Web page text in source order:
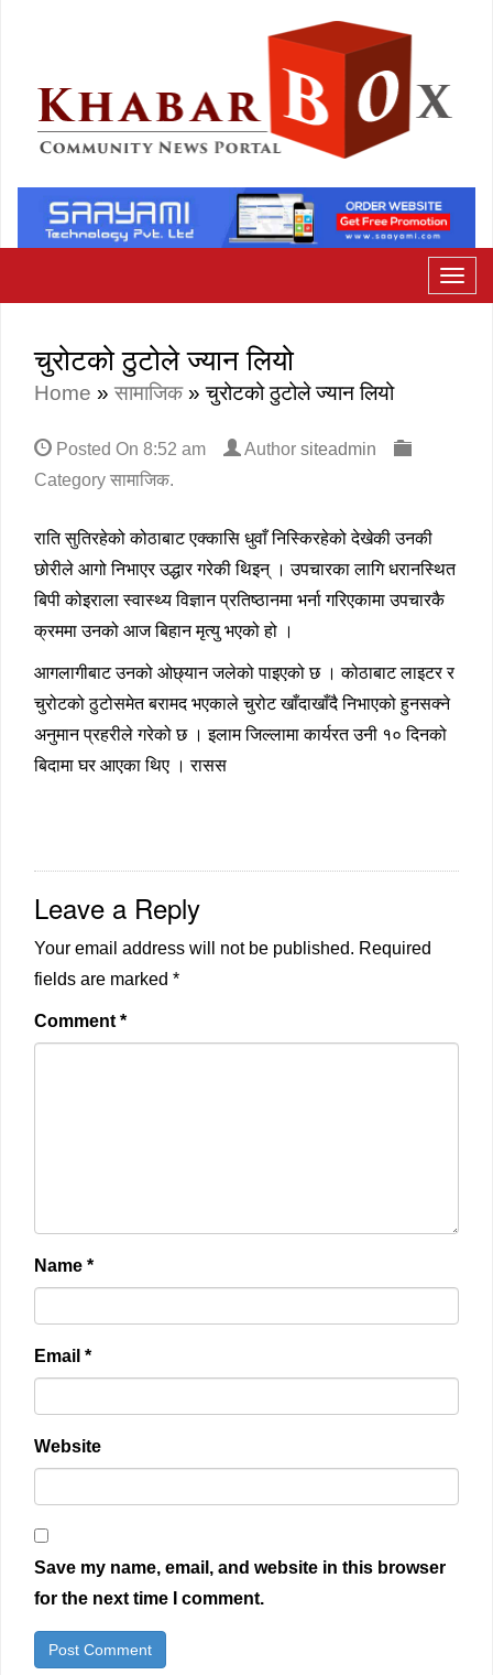
चुरोटको ठुटोले ज्यान लियो
Home » सामाजिक»चुरोटको ठुटोले ज्यान लियो
Posted On 8:52 am Author siteadmin
Category सामाजिक.
राति सुतिरहेको कोठाबाट एक्कासि धुवाँ निस्किरहेको देखेकी उनकी
छोरीले आगो निभाएर उद्धार गरेकी थिइन् । उपचारका लागि धरानस्थित
बिपी कोइराला स्वास्थ्य विज्ञान प्रतिष्ठानमा भर्ना गरिएकामा उपचारकै
क्रममा उनको आज बिहान मृत्यु भएको हो ।
आगलागीबाट उनको ओछ्यान जलेको पाइएको छ । कोठाबाट लाइटर र
चुरोटको ठुटोसमेत बरामद भएकाले चुरोट खाँदाखाँदै निभाएको हुनसक्ने
अनुमान प्रहरीले गरेको छ । इलाम जिल्लामा कार्यरत उनी १० दिनको
बिदामा घर आएका थिए । रासस
Leave a Reply
Your email address will not be published. Required
fields are marked *
Comment *
Name *
Email *
Website
Save my name, email, and website in this browser
for the next time I comment.